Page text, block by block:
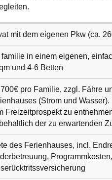
mit dem eigenen Pkw (ca.
familie in einem eigenen,
und 4-6 Betten
pro Familie, zzgl. Fähre
(Strom und
Freizeitprospekt zu
der zu erwartenden
des Ferienhauses, incl.
Programmkosten,